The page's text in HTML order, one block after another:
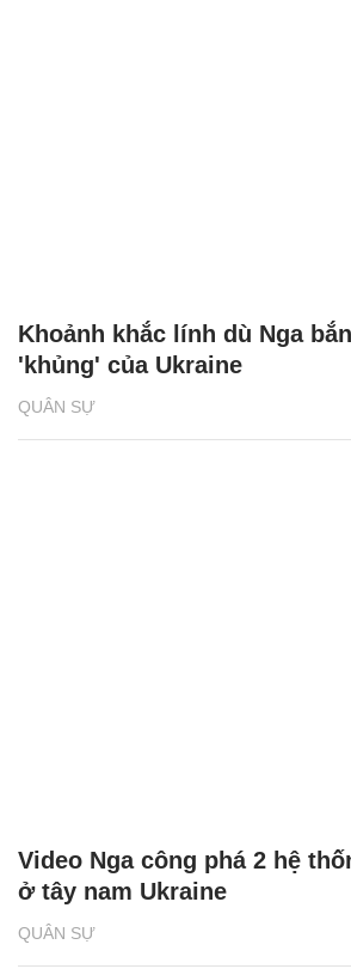
QUÂN SỰ
Khoảnh khắc lính dù Nga
'khủng' của Ukraine
QUÂN SỰ
Video Nga công phá 2 hệ
ở tây nam Ukraine